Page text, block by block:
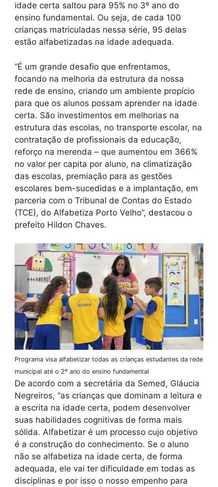
idade certa saltou para 95% no 3º ano do
ensino fundamental. Ou seja, de cada 100
crianças matriculadas nessa série, 95 delas
estão alfabetizadas na idade adequada.
“É um grande desafio que enfrentamos,
focando na melhoria da estrutura da nossa
rede de ensino, criando um ambiente propício
para que os alunos possam aprender na idade
certa. São investimentos em melhorias na
estrutura das escolas, no transporte escolar, na
contratação de profissionais da educação,
reforço na merenda – que aumentou em 366%
no valor per capita por aluno, na climatização
das escolas, premiação para as gestões
escolares bem-sucedidas e a implantação, em
parceria com o Tribunal de Contas do Estado
(TCE), do Alfabetiza Porto Velho”, destacou o
prefeito Hildon Chaves.
Programa visa alfabetizar todas as crianças estudantes da rede
municipal até o 2º ano do ensino fundamental
De acordo com a secretária da Semed, Gláucia
Negreiros, “as crianças que dominam a leitura e
a escrita na idade certa, podem desenvolver
suas habilidades cognitivas de forma mais
sólida. Alfabetizar é um processo cujo objetivo
é a construção do conhecimento. Se o aluno
não se alfabetiza na idade certa, de forma
adequada, ele vai ter dificuldade em todas as
disciplinas e por isso o nosso empenho para